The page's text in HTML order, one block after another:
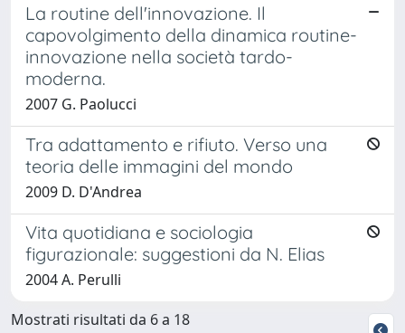
La routine dell'innovazione. Il
capovolgimento della dinamica routine-
innovazione nella società tardo-
moderna.
2007 G. Paolucci
Tra adattamento e rifiuto. Verso una
teoria delle immagini del mondo
2009 D. D'Andrea
Vita quotidiana e sociologia
figurazionale: suggestioni da N. Elias
2004 A. Perulli
Mostrati risultati da 6 a 18